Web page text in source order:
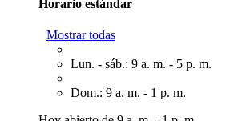
Horario estándar
Mostrar todas
Lun. - sáb.: 9 a. m. - 5 p. m.
Dom.: 9 a. m. - 1 p. m.